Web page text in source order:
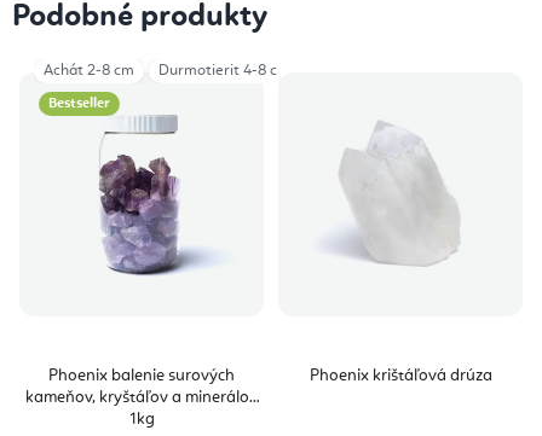
Podobné produkty
Bestseller
Phoenix balenie surových
kameňov, kryštáľov a minerálov
1kg
Achát 2-8 cm Durmotierit 4-8 cm
Phoenix krištáľová drúza